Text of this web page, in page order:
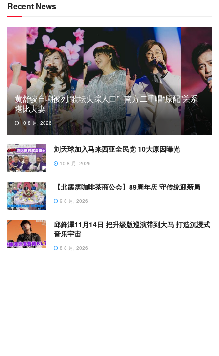
Recent News
黄舒骏自嘲被列“歌坛失踪人口” 南方二重唱“原配”关系
堪比夫妻
10 8 月, 2026
刘天球加入马来西亚全民党 10大原因曝光
10 8 月, 2026
【北霹雳咖啡茶商公会】89周年庆 守传统迎新局
9 8 月, 2026
邱鋒澤11月14日 把升级版巡演带到大马 打造沉浸式
音乐宇宙
8 8 月, 2026